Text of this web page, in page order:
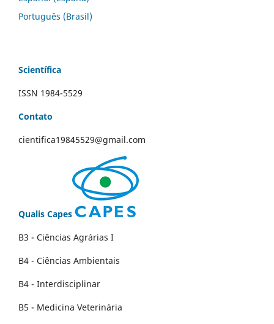
Português (Brasil)
Scientífica
ISSN 1984-5529
Contato
cientifica19845529@gmail.com
Qualis Capes
B3 - Ciências Agrárias I
B4 - Ciências Ambientais
B4 - Interdisciplinar
B5 - Medicina Veterinária